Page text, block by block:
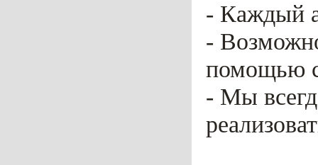
- Каждый
-
помощью
- Мы